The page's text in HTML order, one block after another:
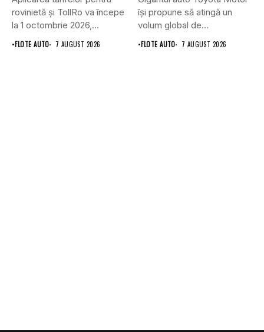
rovinietă și TollRo va începe
la 1 octombrie 2026,...
•FLOTE AUTO 7 AUGUST 2026
își propune să atingă un
volum global de...
•FLOTE AUTO 7 AUGUST 2026